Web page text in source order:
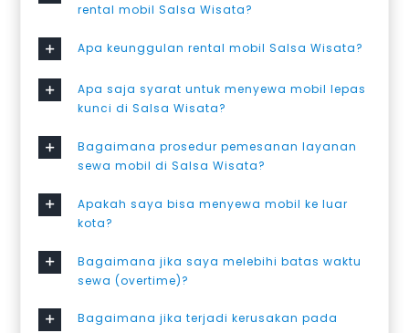
rental mobil Salsa Wisata?
Apa keunggulan rental mobil Salsa Wisata?
Apa saja syarat untuk menyewa mobil lepas
kunci di Salsa Wisata?
Bagaimana prosedur pemesanan layanan
sewa mobil di Salsa Wisata?
Apakah saya bisa menyewa mobil ke luar
kota?
Bagaimana jika saya melebihi batas waktu
sewa (overtime)?
Bagaimana jika terjadi kerusakan pada